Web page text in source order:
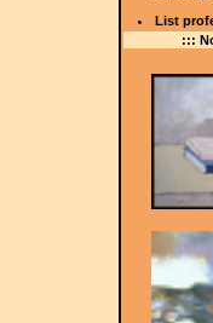
List
:::